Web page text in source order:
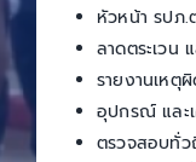
หัวหน้า รปภ.
ลาดตระเวน
รายงานเห
อุปกรณ์ และ
ตรวจสอบทั่